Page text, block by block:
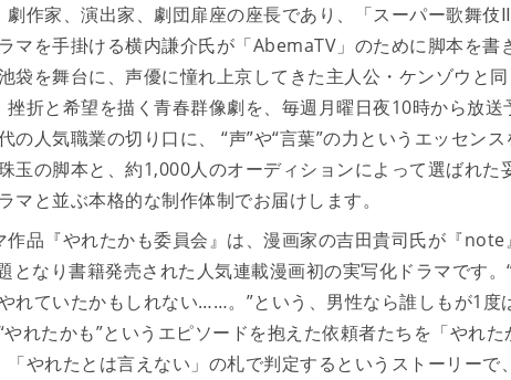
作家、演出家、劇団扉座の座長であり、「スーパー歌舞伎
マを手掛ける横内謙介氏が「AbemaTV」のために脚本を書
袋を舞台に、声優に憧れ上京してきた主人公・ケンゾウと同
折と希望を描く青春群像劇を、毎週月曜日夜10時から放送
の人気職業の切り口に、 “声”や“言葉”の力というエッセンス
玉の脚本と、約1,000人のオーディションによって選ばれた
と並ぶ本格的な制作体制でお届けします。
品『やれたかも委員会』は、漫画家の吉田貴司氏が『note
となり書籍発売された人気連載漫画初の実写化ドラマです。
れていたかもしれない……。”という、男性なら誰しもが1度
れたかも”というエピソードを抱えた依頼者たちを「やれた
やれたとは言えない」の札で判定するというストーリーで